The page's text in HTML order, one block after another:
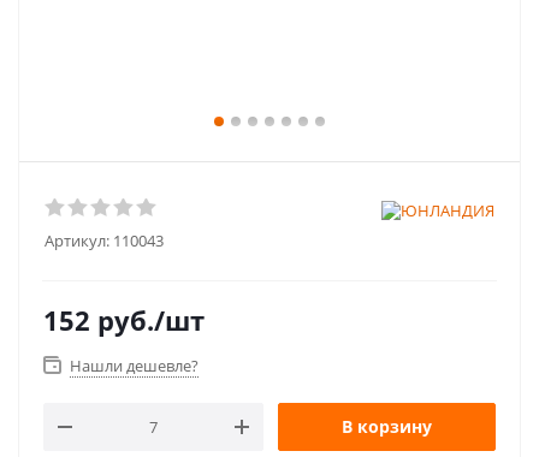
Артикул: 110043
152 руб./шт
Нашли дешевле?
В корзину